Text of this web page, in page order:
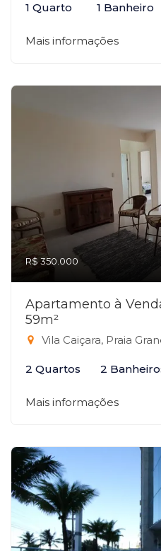
1 Quarto 1 Banheiro
Mais informações
R$ 350.000
Apartamento à
59m²
Vila Caiçara, Praia
2 Quartos 2
Mais informações